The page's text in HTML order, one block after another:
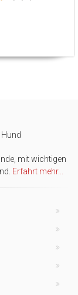
mit wichtigen
Erfahrt mehr...